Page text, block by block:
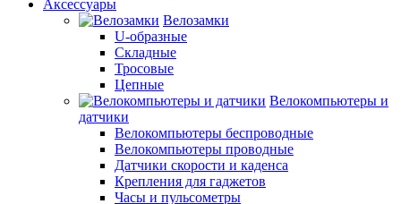
Аксессуары
Велозамки
U-образные
Складные
Тросовые
Цепные
Велокомпьютеры и
датчики
Велокомпьютеры беспроводные
Велокомпьютеры проводные
Датчики скорости и каденса
Крепления для гаджетов
Часы и пульсометры